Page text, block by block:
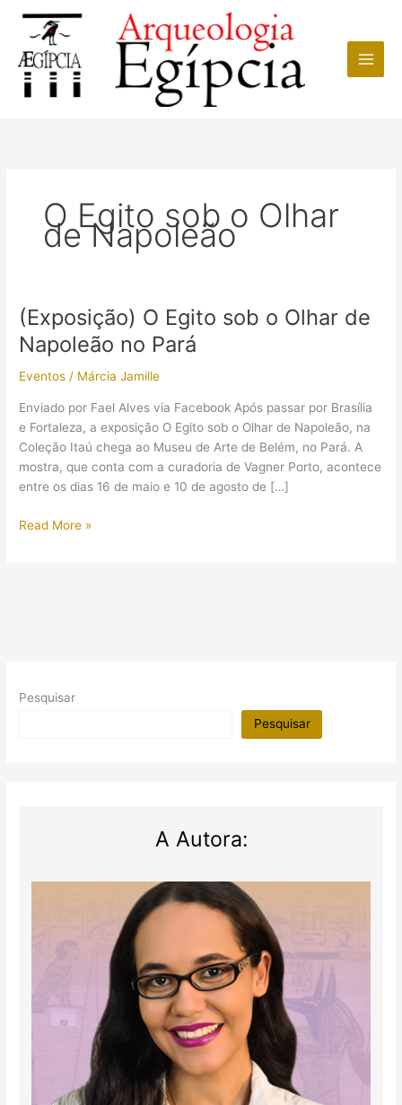
conteúdo
O Egito sob o Olhar
de Napoleão
(Exposição) O Egito sob o Olhar de
Napoleão no Pará
Eventos / Márcia Jamille
Enviado por Fael Alves via Facebook Após passar por Brasília
e Fortaleza, a exposição O Egito sob o Olhar de Napoleão, na
Coleção Itaú chega ao Museu de Arte de Belém, no Pará. A
mostra, que conta com a curadoria de Vagner Porto, acontece
entre os dias 16 de maio e 10 de agosto de […]
(Exposição)
Pará
Read More »
Pesquisar
Pesquisar
A Autora: